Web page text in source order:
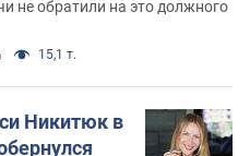
не обратили на это должного
15,1 т.
Никитюк в